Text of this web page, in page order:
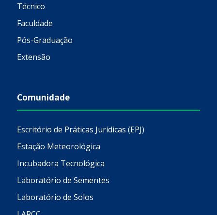
Técnico
Faculdade
Pós-Graduação
Extensão
Comunidade
Escritório de Práticas Jurídicas (EPJ)
Estação Meteorológica
Incubadora Tecnológica
Laboratório de Sementes
Laboratório de Solos